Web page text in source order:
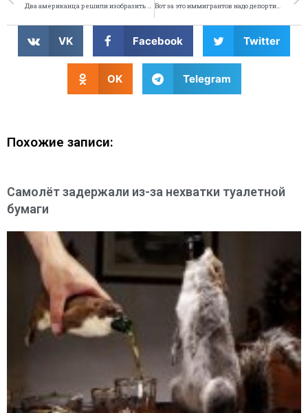
Два американца решили изобразить арестантов Вот за это иммигрантов надо депортировать
VK Facebook Twitter
OK Telegram
Похожие записи:
Самолёт задержали из-за нехватки туалетной
бумаги